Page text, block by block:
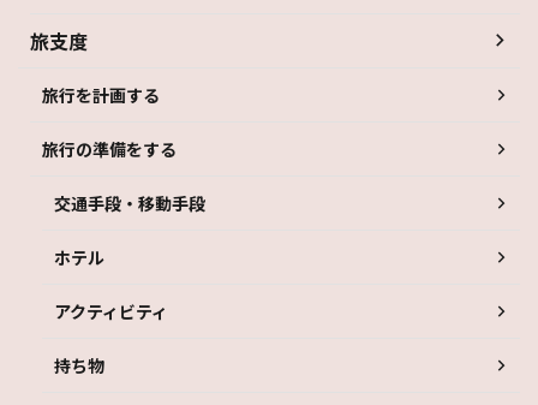
旅支度
旅行を計画する
旅行の準備をする
交通手段・移動手段
ホテル
アクティビティ
持ち物